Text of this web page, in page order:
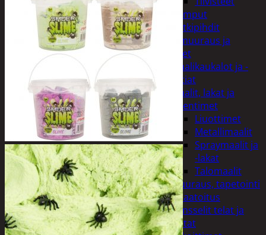
Pumput
Putkipihdit
Maalit, muuraus ja
tarvikkeet
Maalikaukalot ja -
astiat
Maalit, lakat ja
ohentimet
Liuottimet
Metallimaalit
Spraymaalit ja
-lakat
Talomaalit
Muuraus, tapetointi
ja laatoitus
Pensselit telat ja
lastat